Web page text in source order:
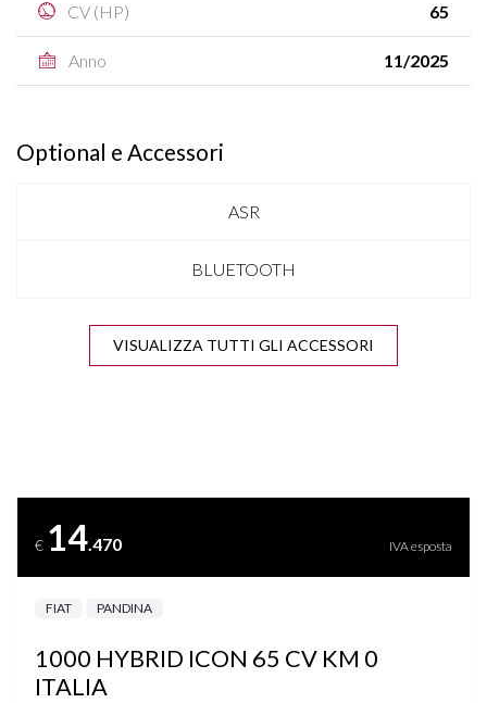
CV (HP) 65
Anno 11/2025
Optional e Accessori
ASR
BLUETOOTH
CLIMA
DISATTIVAZIONE AIRBAG LATO PASSEGGERO
LANE ASSIST
VISUALIZZA TUTTI GLI ACCESSORI
€ 14.470 IVA esposta
FIAT PANDINA
1000 HYBRID ICON 65 CV KM 0
ITALIA